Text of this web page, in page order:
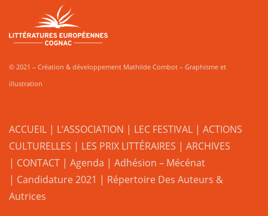
© 2021 – Création & développement Mathilde Combot – Graphisme et
illustration
ACCUEIL | L’ASSOCIATION | LEC FESTIVAL | ACTIONS
CULTURELLES | LES PRIX LITTÉRAIRES | ARCHIVES
| CONTACT | Agenda | Adhésion – Mécénat
| Candidature 2021 | Répertoire Des Auteurs &
Autrices